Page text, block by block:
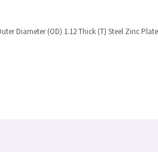
Diameter (OD) 1.12 Thick (T) Steel Zinc